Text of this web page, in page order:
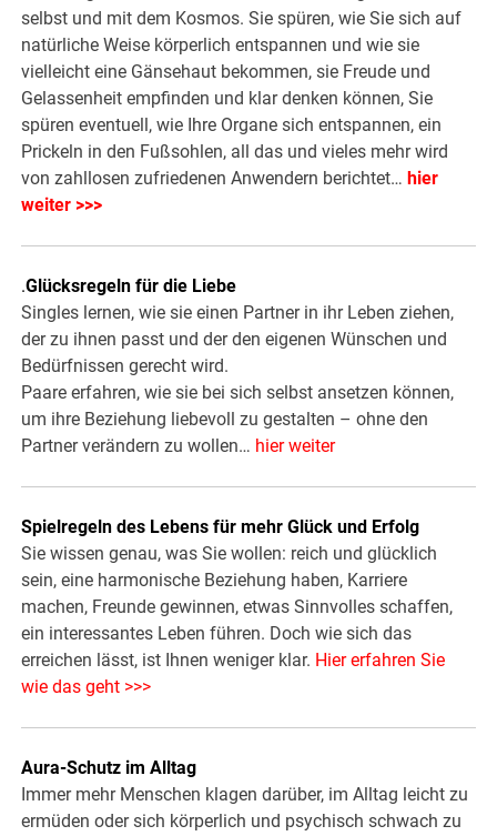
selbst und mit dem Kosmos. Sie spüren, wie Sie sich auf
natürliche Weise körperlich entspannen und wie sie
vielleicht eine Gänsehaut bekommen, sie Freude und
Gelassenheit empfinden und klar denken können, Sie
spüren eventuell, wie Ihre Organe sich entspannen, ein
Prickeln in den Fußsohlen, all das und vieles mehr wird
von zahllosen zufriedenen Anwendern berichtet… hier
weiter >>>
.Glücksregeln für die Liebe
Singles lernen, wie sie einen Partner in ihr Leben ziehen,
der zu ihnen passt und der den eigenen Wünschen und
Bedürfnissen gerecht wird.
Paare erfahren, wie sie bei sich selbst ansetzen können,
um ihre Beziehung liebevoll zu gestalten – ohne den
Partner verändern zu wollen… hier weiter
Spielregeln des Lebens für mehr Glück und Erfolg
Sie wissen genau, was Sie wollen: reich und glücklich
sein, eine harmonische Beziehung haben, Karriere
machen, Freunde gewinnen, etwas Sinnvolles schaffen,
ein interessantes Leben führen. Doch wie sich das
erreichen lässt, ist Ihnen weniger klar. Hier erfahren Sie
wie das geht >>>
Aura-Schutz im Alltag
Immer mehr Menschen klagen darüber, im Alltag leicht zu
ermüden oder sich körperlich und psychisch schwach zu